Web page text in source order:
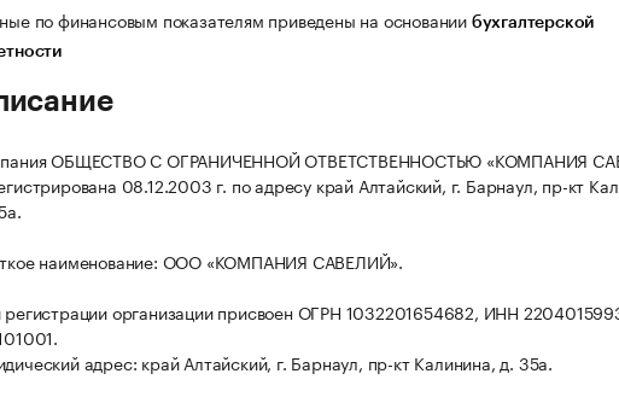
по финансовым показателям приведены на основании бухгалтерской
ОБЩЕСТВО С ОГРАНИЧЕННОЙ ОТВЕТСТВЕННОСТЬЮ «КОМПАНИЯ
08.12.2003 г. по адресу край Алтайский, г. Барнаул, пр-кт
наименование: ООО «КОМПАНИЯ САВЕЛИЙ».
организации присвоен ОГРН 1032201654682, ИНН
адрес: край Алтайский, г. Барнаул, пр-кт Калинина, д. 35а.